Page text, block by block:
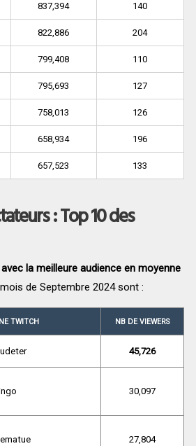
837,394 140
822,886 204
799,408 110
795,693 127
758,013 126
658,934 196
657,523 133
: Top 10 des
la meilleure audience en moyenne
de Septembre 2024 sont :
TWITCH NB DE VIEWERS
45,726
30,097
27,804